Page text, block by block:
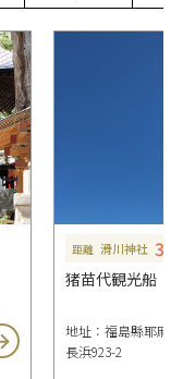
距離 滑川神社
猪苗代観光船
地址：福島縣耶麻
長浜923-2